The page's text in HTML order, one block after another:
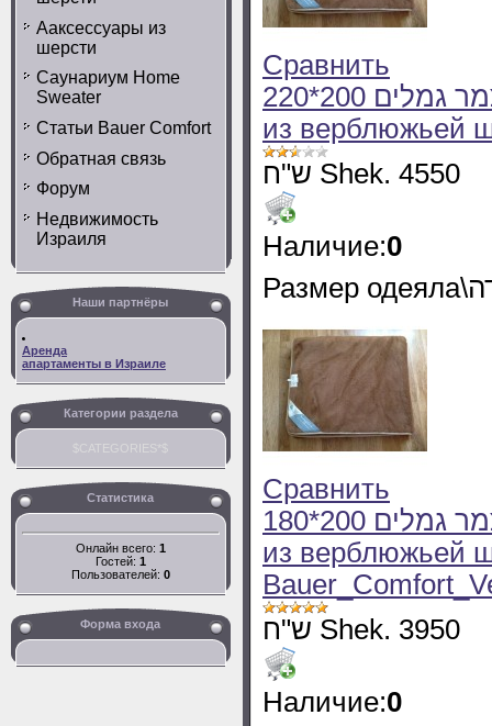
Ааксессуары из
шерсти
Саунариум Home
Sweater
Статьи Bauer Comfort
Обратная связь
Форум
Недвижимость
Израиля
Наши партнёры
Аренда
апартаменты в Израиле
Категории раздела
$CATEGORIES*$
Статистика
Онлайн всего: 1
Гостей: 1
Пользователей: 0
Форма входа
Сравнить
220*200 שמיכה חורף זוגית מצמר גמלים Одеяло
из верблюжьей
ש"ח Shek. 4550
Наличие:0
Сравнить
180*200 שמיכה חורף זוגית מצמר גמלים Одеяло
из верблюжьей
ש"ח Shek. 3950
Наличие:0